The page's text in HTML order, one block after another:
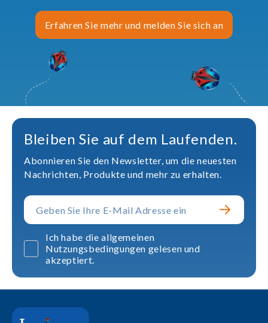
Erfahren Sie mehr und melden Sie sich an
Bleiben Sie auf dem Laufenden.
Abonnieren Sie den Newsletter, um die neuesten
Nachrichten, Produkte und mehr zu erhalten.
Ich habe die allgemeinen
Nutzungsbedingungen gelesen und
akzeptiert.